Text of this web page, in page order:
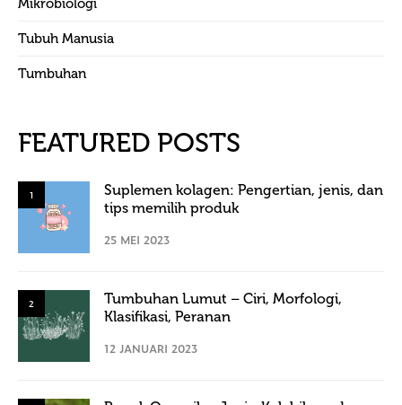
Mikrobiologi
Tubuh Manusia
Tumbuhan
FEATURED POSTS
1
Suplemen kolagen: Pengertian, jenis, dan
tips memilih produk
25 MEI 2023
2
Tumbuhan Lumut – Ciri, Morfologi,
Klasifikasi, Peranan
12 JANUARI 2023